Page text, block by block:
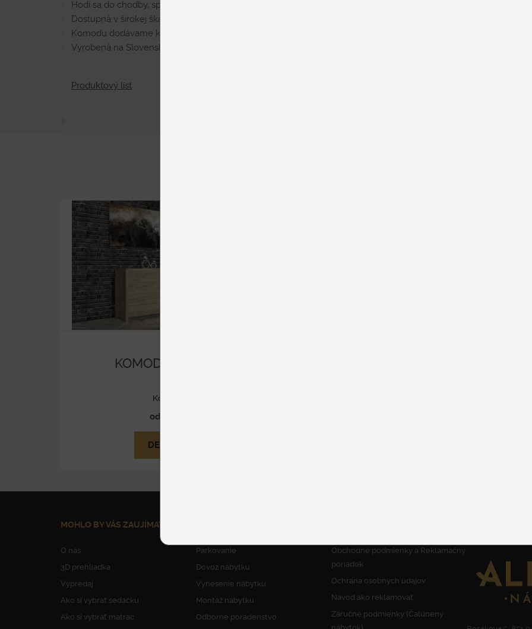
Hodí sa do chodby, spálne, obývačky, hosťovskej aj študentskej izby
Dostupná v širokej škále moderných drevodekorov
Komodu dodávame kompletne zmontovanú
Vyrobená na Slovensku
Produktový list
KOMODA E 90/4Z
Komody
od 677 €
DETAIL
MOHLO BY VÁS ZAUJÍMAŤ
O nás
3D prehliadka
Výpredaj
Ako si vybrať sedačku
Ako si vybrať matrac
Parkovanie
Dovoz nábytku
Vynesenie nábytku
Montáž nábytku
Odborné poradenstvo
Obchodné podmienky a Reklamačný
poriadok
Ochrana osobných údajov
Návod ako reklamovať
Záručné podmienky (Čalúnený